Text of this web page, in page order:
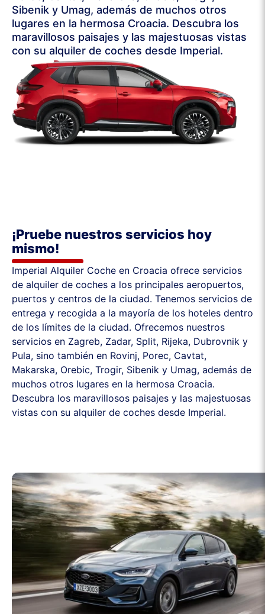
Sibenik y Umag, además de muchos otros
lugares en la hermosa Croacia. Descubra los
maravillosos paisajes y las majestuosas vistas
con su alquiler de coches desde Imperial.
¡Pruebe nuestros servicios hoy
mismo!
Imperial Alquiler Coche en Croacia ofrece servicios
de alquiler de coches a los principales aeropuertos,
puertos y centros de la ciudad. Tenemos servicios de
entrega y recogida a la mayoría de los hoteles dentro
de los límites de la ciudad. Ofrecemos nuestros
servicios en Zagreb, Zadar, Split, Rijeka, Dubrovnik y
Pula, sino también en Rovinj, Porec, Cavtat,
Makarska, Orebic, Trogir, Sibenik y Umag, además de
muchos otros lugares en la hermosa Croacia.
Descubra los maravillosos paisajes y las majestuosas
vistas con su alquiler de coches desde Imperial.